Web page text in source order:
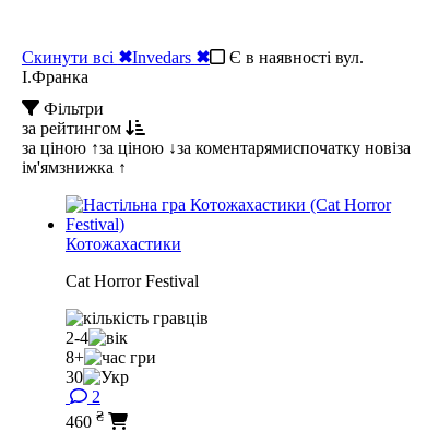
Скинути всі ✖Invedars ✖
Є в наявності вул.
І.Франка
Фільтри
за рейтингом
за ціною ↑за ціною ↓за коментарямиспочатку новіза
ім'ямзнижка ↑
Котожахастики
Cat Horror Festival
2-4
8+
30
2
460 ₴